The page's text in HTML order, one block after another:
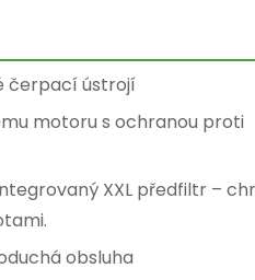
čerpací ústrojí
motoru s ochranou proti
XXL předfiltr –
obsluha